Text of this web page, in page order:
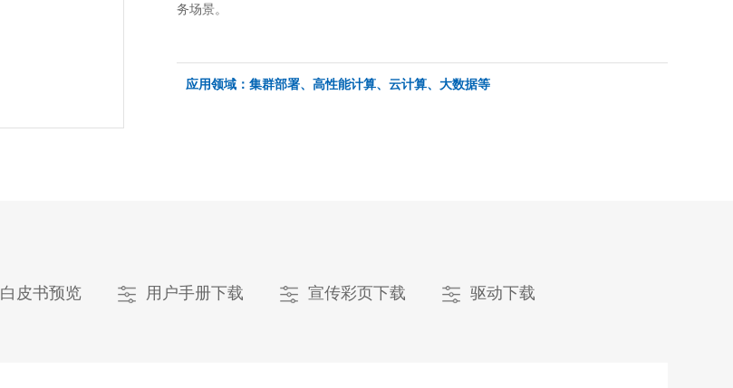
务场景。
应用领域：集群部署、高性能计算、云计算、大数据等
白皮书预览 用户手册下载 宣传彩页下载 驱动下载